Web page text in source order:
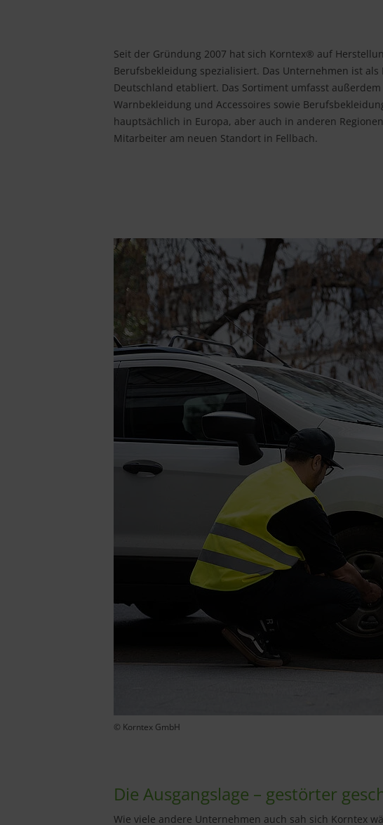
Seit der Gründung 2007 hat sich Korntex® auf
Berufsbekleidung spezialisiert. Das Unternehmen ist
Deutschland etabliert. Das Sortiment umfasst
Warnbekleidung und Accessoires sowie
hauptsächlich in Europa, aber auch in anderen
Mitarbeiter am neuen Standort in Fellbach.
© Korntex GmbH
Die Ausgangslage – gestörter
Wie viele andere Unternehmen auch sah sich Korntex